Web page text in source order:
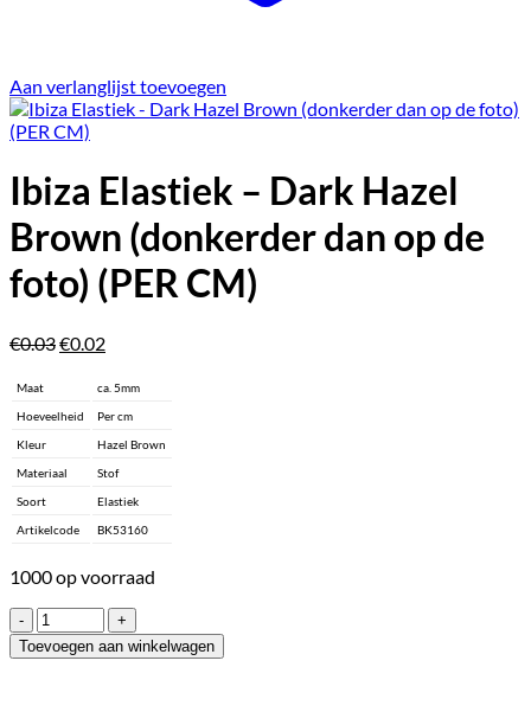
Aan verlanglijst toevoegen
Ibiza Elastiek – Dark Hazel
Brown (donkerder dan op de
foto) (PER CM)
€0.03Oorspronkelijke
€0.03.
€0.02Huidige
is:
€0.02.
Maat
ca. 5mm
Hoeveelheid
Per cm
Kleur
Hazel Brown
Materiaal
Stof
Soort
Elastiek
Artikelcode
BK53160
1000 op voorraad
Ibiza
Elastiek
-
Toevoegen aan winkelwagen